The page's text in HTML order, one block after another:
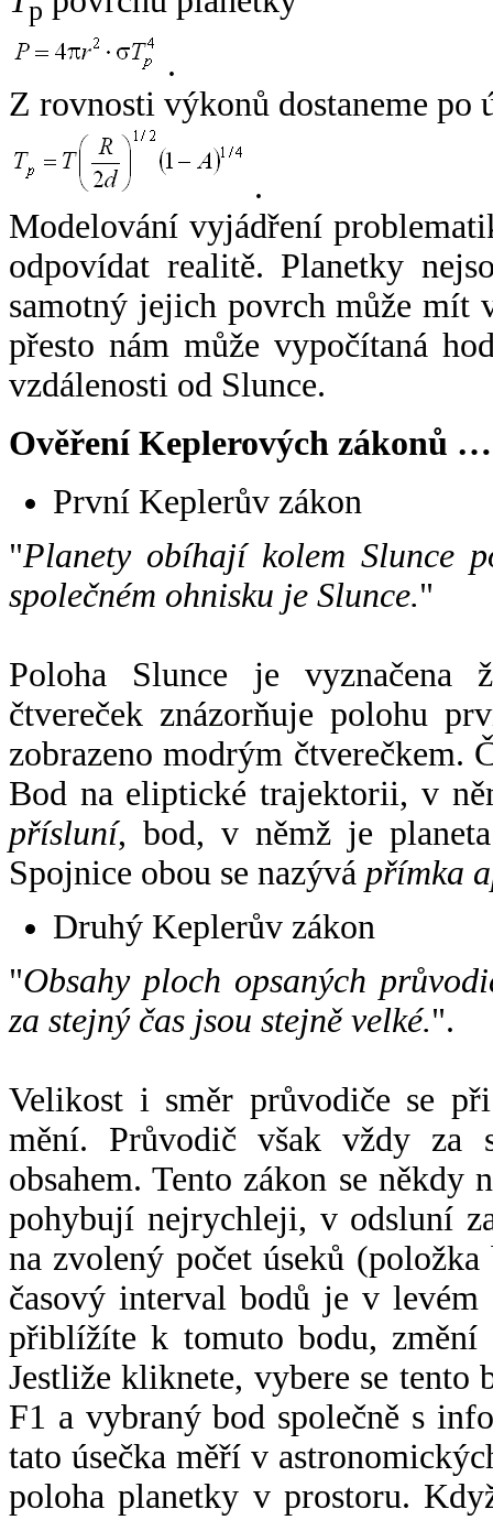
p
.
Z rovnosti výkonů dostaneme po
.
Modelování vyjádření
odpovídat realitě. Planetky
samotný jejich povrch může mít
přesto nám může vypočítaná
vzdálenosti od Slunce.
Ověření Keplerových zákonů …
První Keplerův zákon
"Planety obíhají kolem Slunce
společném ohnisku je Slunce."
Poloha Slunce je vyznačena
čtvereček znázorňuje polohu
zobrazeno modrým čtverečkem.
Bod na eliptické trajektorii, v
přísluní, bod, v němž je
Spojnice obou se nazývá přímka
Druhý Keplerův zákon
"Obsahy ploch opsaných
za stejný čas jsou stejně velké.".
Velikost i směr průvodiče se
mění. Průvodič však vždy za
obsahem. Tento zákon se někdy
pohybují nejrychleji, v odsluní
na zvolený počet úseků
časový interval bodů je v
přiblížíte k tomuto bodu,
Jestliže kliknete, vybere se tento
F1 a vybraný bod společně s
tato úsečka měří v
poloha planetky v prostoru.